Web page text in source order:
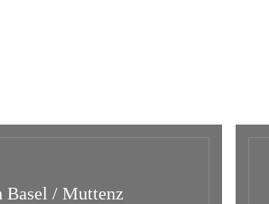
Basel / Muttenz